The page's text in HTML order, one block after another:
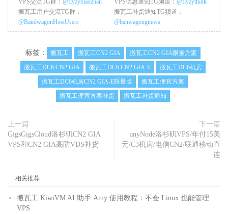
VPS交流TG群： @flyzyxiaozhan VPS优惠通知TG频道： @flyzythink
搬瓦工用户交流TG群：
@BandwagonHostUsers
搬瓦工补货通知TG频道：
@banwagongnews
标签： 搬瓦工 搬瓦工CN2 GIA
搬瓦工CN2 GIA限量方案
搬瓦工DC6 CN2 GIA
搬瓦工DC6 CN2 GIA-E
搬瓦工DC6机房
搬瓦工DC6机房CN2 GIA-E限量版
搬瓦工便宜方案
搬瓦工便宜方案补货
搬瓦工补货通知
上一篇
GigsGigsCloud洛杉矶CN2 GIA
VPS和CN2 GIA高防VDS补货
下一篇
anyNode洛杉矶VPS/年付15美
元/C3机房/电信CN2/联通移动直
连
相关推荐
搬瓦工 KiwiVM AI 助手 Amy 使用教程：不会 Linux 也能管理
VPS